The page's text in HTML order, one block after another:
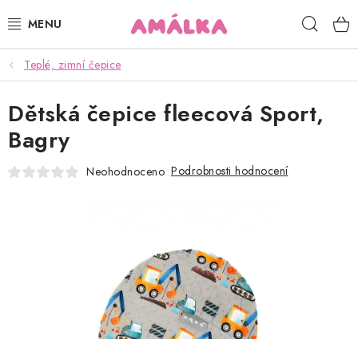
na
KOJENECKÉ, DĚTSKÉ OBLEČENÍ
ČEPICE, RUKAVICE, NÁKRČNÍKY
OSUŠKY, BRYNDÁKY, DEKY, DOPLŇKY
HODNOCENÍ OBCHODU
Teplé, zimní čepice
Dětská čepice fleecová Sport,
Bagry
Neohodnoceno Podrobnosti hodnocení